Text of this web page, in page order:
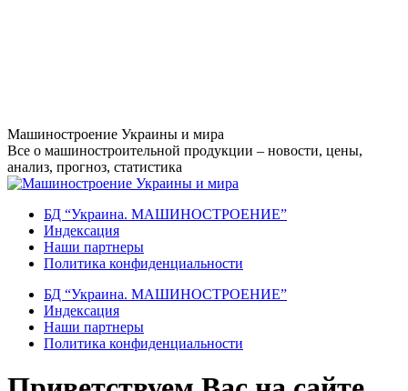
Перейти
к
содержанию
Машиностроение Украины и мира
Все о машиностроительной продукции – новости, цены,
анализ, прогноз, статистика
БД “Украина. МАШИНОСТРОЕНИЕ”
Индекcация
Наши партнеры
Политика конфиденциальности
БД “Украина. МАШИНОСТРОЕНИЕ”
Индекcация
Наши партнеры
Политика конфиденциальности